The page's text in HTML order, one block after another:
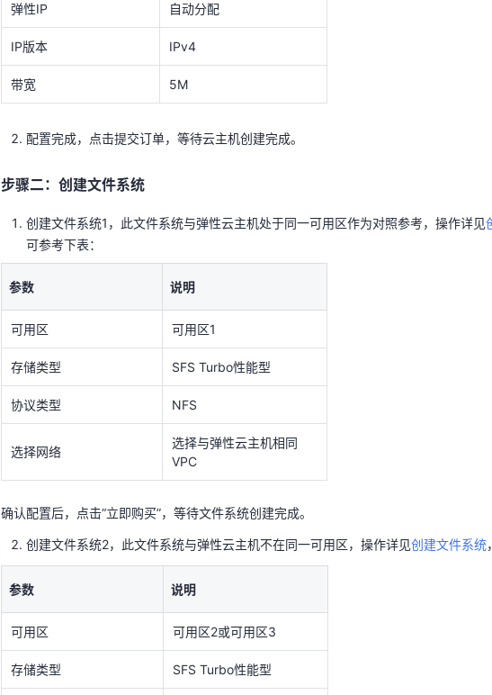
步骤二：创建文件系统
可参考下表：
存储类型
选择与弹性云主机相同
VPC
确认配置后，点击“立即购买”，等待文件系统创建完成。
创建文件系统2，此文件系统与弹性云主机不在同一可用区，操作详见
说明
可用区2或可用区3
协议类型 NFS
选择网络
VPC
确认配置后，点击“立即购买”，等待文件系统创建完成。
步骤三：挂载文件系统
弹性IP 自动分配
IP版本 IPv4
带宽 5M
配置完成，点击提交订单，等待云主机创建完成。
步骤二：创建文件系统
创建文件系统1，此文件系统与弹性云主机处于同一可用区作为对照参考，操作详见
可参考下表：
参数 说明
可用区 可用区1
存储类型 SFS Turbo性能型
协议类型 NFS
选择网络
选择与弹性云主机相同
VPC
确认配置后，点击“立即购买”，等待文件系统创建完成。
创建文件系统2，此文件系统与弹性云主机不在同一可用区，操作详见创建文件系统
参数 说明
可用区 可用区2或可用区3
存储类型 SFS Turbo性能型